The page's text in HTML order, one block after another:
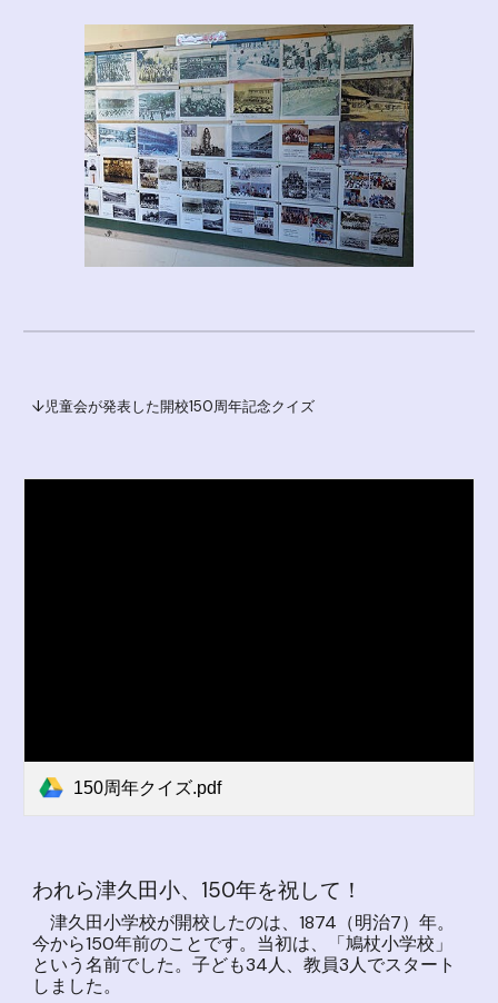
↓児童会が発表した開校150周年記念クイズ
150周年クイズ.pdf
われら津久田小、150年を祝して！
津久田小学校が開校したのは、1874（明治7）年。
今から150年前のことです。当初は、「鳩杖小学校」
という名前でした。子ども34人、教員3人でスタート
しました。